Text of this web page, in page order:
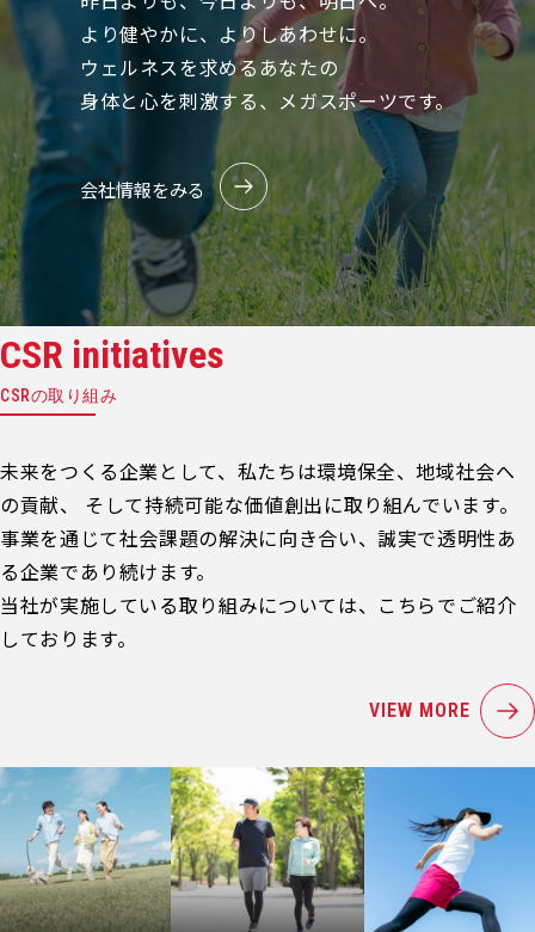
より健やかに、よりしあわせに。
ウェルネスを求めるあなたの
身体と心を刺激する、メガスポーツです。
会社情報をみる
CSR initiatives
CSRの取り組み
未来をつくる企業として、私たちは環境保全、地域社会へ
の貢献、 そして持続可能な価値創出に取り組んでいます。
事業を通じて社会課題の解決に向き合い、誠実で透明性あ
る企業であり続けます。
当社が実施している取り組みについては、こちらでご紹介
しております。
VIEW MORE